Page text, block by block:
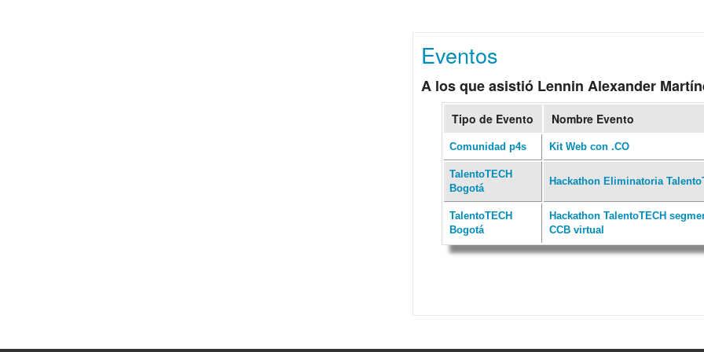
Eventos
A los que asistió Lennin Alexander
Tipo de Evento Nombre Evento
Comunidad p4s Kit Web con .CO
TalentoTECH
Bogotá
Hackathon Eliminatoria
TalentoTECH
Bogotá
Hackathon TalentoTECH
CCB virtual